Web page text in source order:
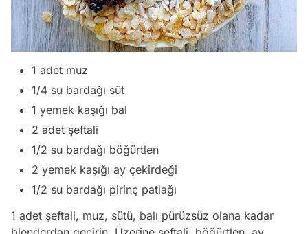
1 adet muz
1/4 su bardağı süt
1 yemek kaşığı bal
2 adet şeftali
1/2 su bardağı böğürtlen
2 yemek kaşığı ay çekirdeği
1/2 su bardağı pirinç patlağı
1 adet şeftali, muz, sütü, balı pürüzsüz olana kadar